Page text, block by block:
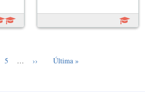
Page
5 … Próxima página
›› Última página
Última »